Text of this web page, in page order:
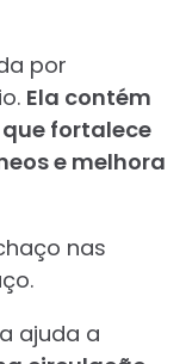
por
Ela contém
fortalece
e melhora
nas
ajuda a